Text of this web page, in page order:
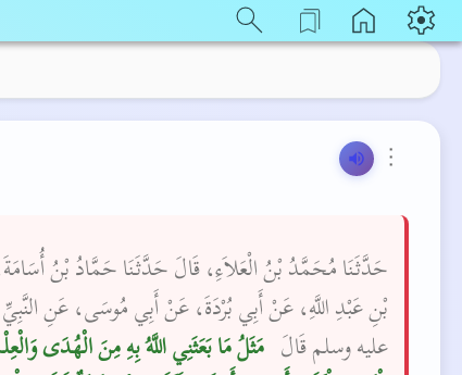
⋮
حَدَّثَنَا مُحَمَّدُ بْنُ الْعَلاَءِ، قَالَ حَدَّثَنَا حَمَّادُ بْنُ
بْنِ عَبْدِ اللَّهِ، عَنْ أَبِي بُرْدَةَ، عَنْ أَبِي مُوسَى، عَنِ
عليه وسلم قَالَ ‏
مَثَلُ مَا بَعَثَنِي اللَّهُ بِهِ مِنَ الْهُدَى